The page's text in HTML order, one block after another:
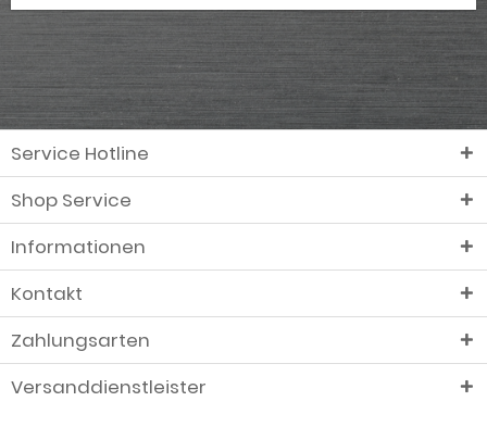
Service Hotline
Shop Service
Informationen
Kontakt
Zahlungsarten
Versanddienstleister